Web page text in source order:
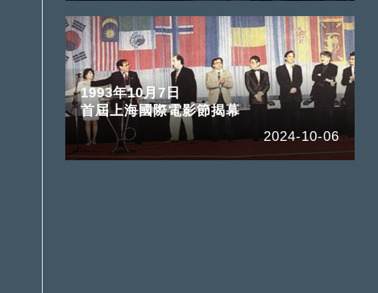
1993年10月7日
首屆上海國際電影節揭幕
2024-10-06